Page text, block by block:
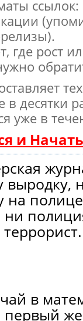
где рост
в десятки
уже в
и
на
в
же